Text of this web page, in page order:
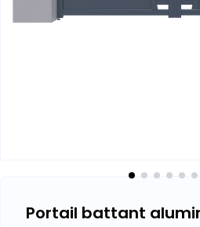
Portail battant